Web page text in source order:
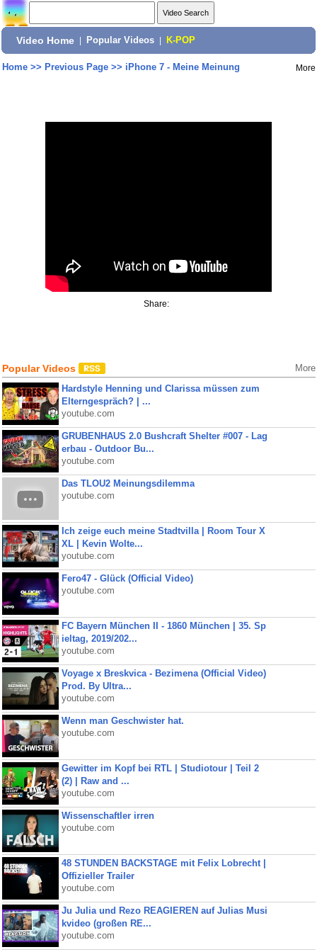
Video Home Popular Videos K-POP
Home>> Previous Page>> iPhone 7 - Meine Meinung More
Share:
Popular Videos More
Hardstyle Henning und Clarissa müssen zum
Elterngespräch? | ...
youtube.com
GRUBENHAUS 2.0 Bushcraft Shelter #007 - Lag
erbau - Outdoor Bu...
youtube.com
Das TLOU2 Meinungsdilemma
youtube.com
Ich zeige euch meine Stadtvilla | Room Tour X
XL | Kevin Wolte...
youtube.com
Fero47 - Glück (Official Video)
youtube.com
FC Bayern München II - 1860 München | 35. Sp
ieltag, 2019/202...
youtube.com
Voyage x Breskvica - Bezimena (Official Video)
Prod. By Ultra...
youtube.com
Wenn man Geschwister hat.
youtube.com
Gewitter im Kopf bei RTL | Studiotour | Teil 2
(2) | Raw and ...
youtube.com
Wissenschaftler irren
youtube.com
48 STUNDEN BACKSTAGE mit Felix Lobrecht |
Offizieller Trailer
youtube.com
Ju Julia und Rezo REAGIEREN auf Julias Musi
kvideo (großen RE...
youtube.com